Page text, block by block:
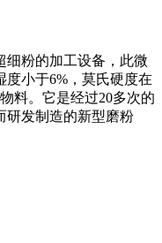
细粉的加工设备，此微
小于6%，莫氏硬度在
料。它是经过20多次的
研发制造的新型磨粉